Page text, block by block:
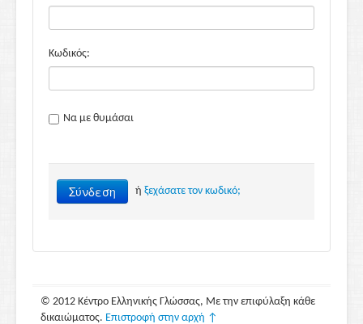
Κωδικός:
Να με θυμάσαι
Σύνδεση ή ξεχάσατε τον κωδικό;
© 2012 Κέντρο Ελληνικής Γλώσσας, Με την επιφύλαξη κάθε
δικαιώματος. Επιστροφή στην αρχή ↑